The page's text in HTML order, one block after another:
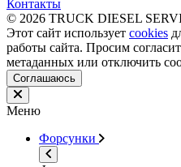
Контакты
© 2026 TRUCK DIESEL
Этот сайт использует cookies
работы сайта. Просим
метаданных или отключить
Соглашаюсь
Меню
Форсунки